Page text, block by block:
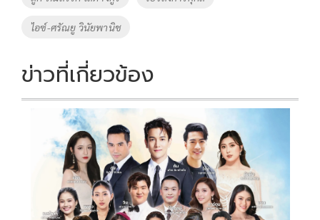
k k
ไอซ์-ศรัณยู วินัยพานิช
ข่าวที่เกี่ยวข้อง